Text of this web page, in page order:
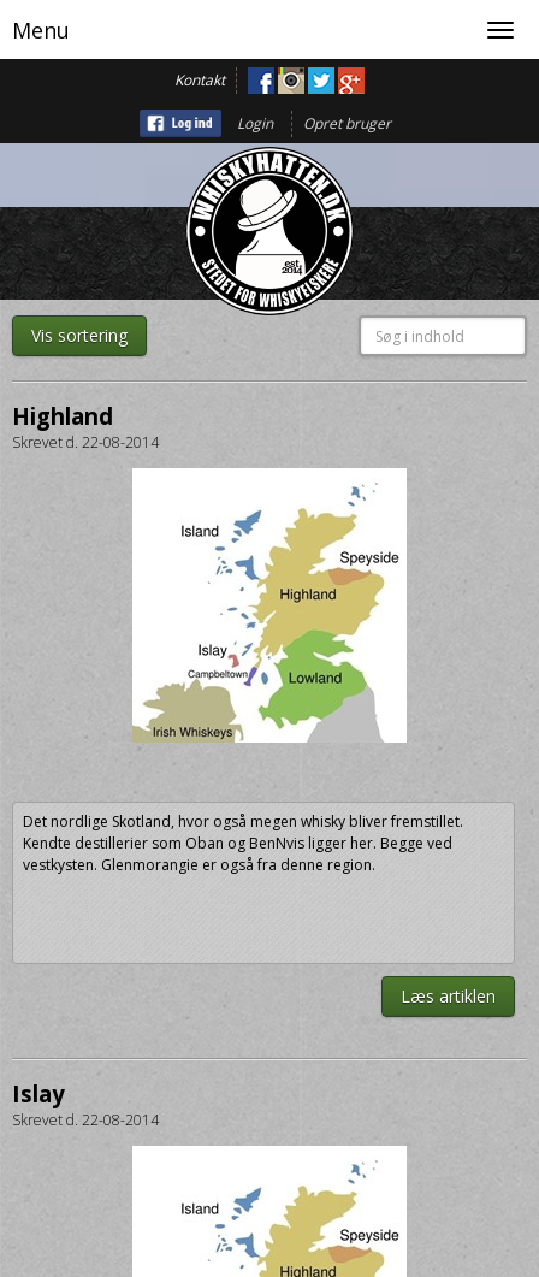
Kontakt
Login Opret bruger
Menu
Vis sortering
Highland
Skrevet d. 22-08-2014
Det nordlige Skotland, hvor også megen whisky bliver fremstillet.
Kendte destillerier som Oban og BenNvis ligger her. Begge ved
vestkysten. Glenmorangie er også fra denne region.
Læs artiklen
Islay
Skrevet d. 22-08-2014